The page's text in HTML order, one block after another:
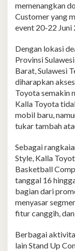
memenangkan
Customer yang
event 20-22 Juni
Dengan lokasi
Provinsi
Barat, Sulawesi
diharapkan
Toyota semakin
Kalla Toyota
mobil baru,
tukar tambah
Sebagai
Style, Kalla
Basketball
tanggal 16
bagian dari
menyasar
fitur canggih,
Berbagai
lain Stand Up